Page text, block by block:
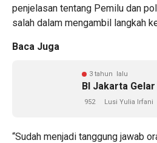
penjelasan tentang Pemilu dan
salah dalam mengambil langkah
Baca Juga
3 tahun lalu
BI Jakarta
952 Lusi Yulia Irfani
“Sudah menjadi tanggung jawab